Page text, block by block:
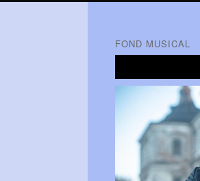
FOND MUSICAL